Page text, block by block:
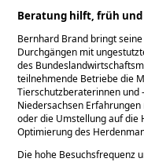
Beratung hilft, früh und
Bernhard Brand bringt
Durchgängen mit
des
teilnehmende Betriebe die
Tierschutzberaterinnen
Niedersachsen
oder die Umstellung auf die
Optimierung des
Die hohe Besuchsfrequenz